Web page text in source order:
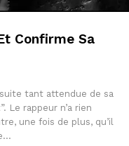
Confirme Sa
tant attendue de sa
Le rappeur n’a rien
une fois de plus, qu’il